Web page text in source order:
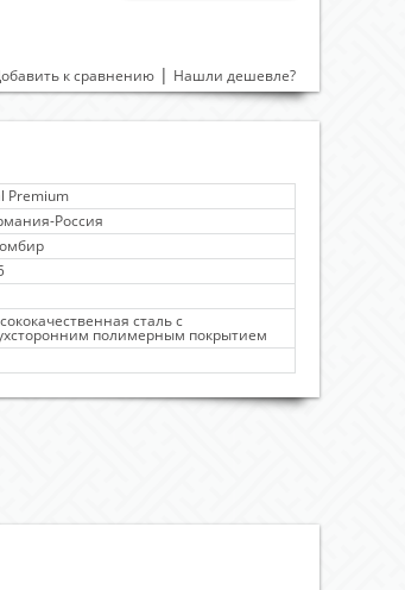
к сравнению | Нашли дешевле?
Premium
Россия
сталь с
полимерным покрытием